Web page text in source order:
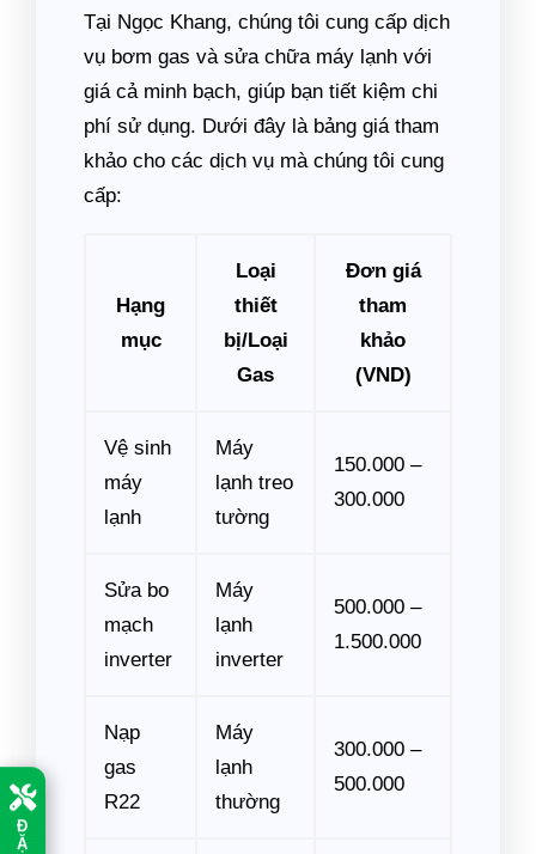
Đ
Ặ
Tại Ngọc Khang, chúng tôi cung cấp dịch
vụ bơm gas và sửa chữa máy lạnh với
giá cả minh bạch, giúp bạn tiết kiệm chi
phí sử dụng. Dưới đây là bảng giá tham
khảo cho các dịch vụ mà chúng tôi cung
cấp:
Hạng
mục
Loại
thiết
bị/Loại
Gas
Đơn giá
tham
khảo
(VND)
Vệ sinh
máy
lạnh
Máy
lạnh treo
tường
150.000 –
300.000
Sửa bo
mạch
inverter
Máy
lạnh
inverter
500.000 –
1.500.000
Nạp
gas
R22
Máy
lạnh
thường
300.000 –
500.000